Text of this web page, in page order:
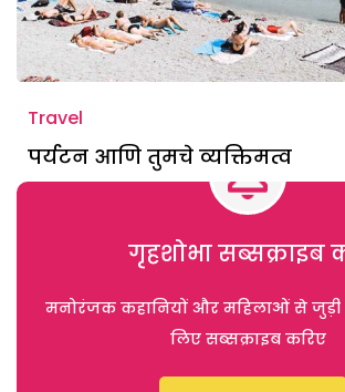
Travel
पर्यटन आणि तुमचे व्यक्तिमत्व
गृहशोभा सब्सक्राइब
मनोरंजक कहानियों और महिलाओं से
लिए सब्सक्राइब करिए